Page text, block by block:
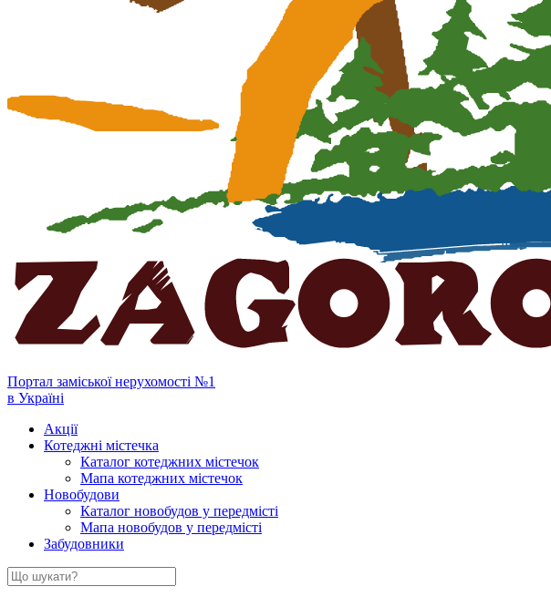
Портал заміської нерухомості №1
в Україні
Акції
Котеджні містечка
Каталог котеджних містечок
Мапа котеджних містечок
Новобудови
Каталог новобудов у передмісті
Мапа новобудов у передмісті
Забудовники